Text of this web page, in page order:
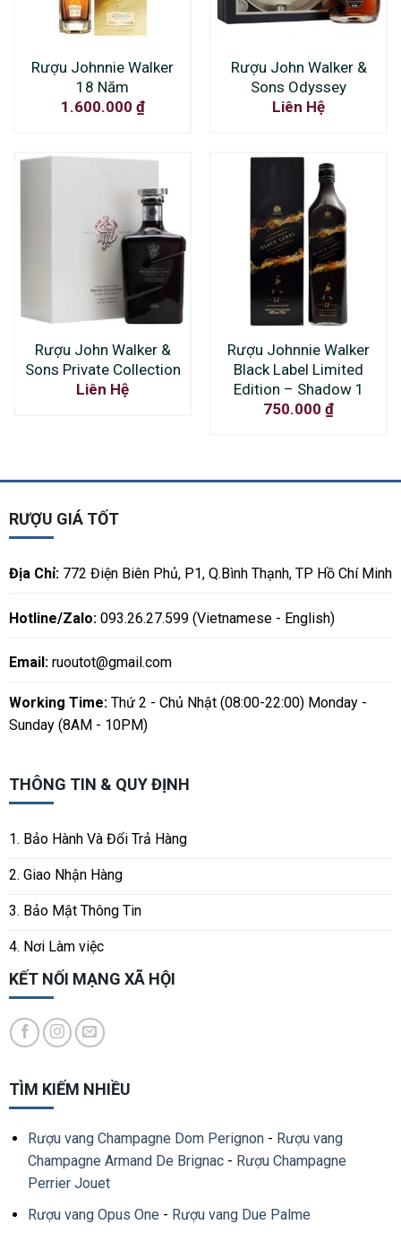
Rượu Johnnie Walker
18 Năm
1.600.000 ₫
Rượu John Walker &
Sons Odyssey
Liên Hệ
Rượu John Walker &
Sons Private Collection
Liên Hệ
Rượu Johnnie Walker
Black Label Limited
Edition – Shadow 1
750.000 ₫
RƯỢU GIÁ TỐT
Địa Chỉ:772 Điện Biên Phủ, P1, Q.Bình Thạnh, TP Hồ Chí Minh
Hotline/Zalo:093.26.27.599 (Vietnamese - English)
Email: ruoutot@gmail.com
Working Time:Thứ 2 - Chủ Nhật (08:00-22:00) Monday -
Sunday (8AM - 10PM)
THÔNG TIN & QUY ĐỊNH
1. Bảo Hành Và Đổi Trả Hàng
2. Giao Nhận Hàng
3. Bảo Mật Thông Tin
4. Nơi Làm việc
KẾT NỐI MẠNG XÃ HỘI
TÌM KIẾM NHIỀU
Rượu vang Champagne Dom Perignon- Rượu vang
Champagne Armand De Brignac- Rượu Champagne
Perrier Jouet
Rượu vang Opus One - Rượu vang Due Palme